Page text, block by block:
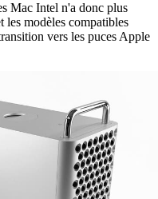
Mac Intel n'a donc plus
les modèles compatibles
vers les puces Apple